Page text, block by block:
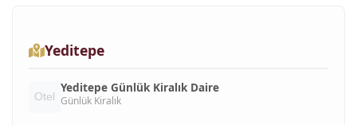
Yeditepe
Yeditepe Günlük Kiralık Daire
Günlük Kiralık